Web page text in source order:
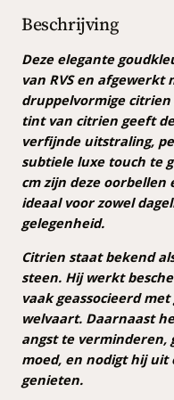
e
l
e
n
a
a
n
t
a
l
Beschrijving
Deze elegante
van RVS en afgewerkt
druppelvormige
tint van citrien geeft
verfijnde uitstraling,
subtiele luxe touch te
cm zijn deze
ideaal voor zowel
gelegenheid.
Citrien staat bekend
steen. Hij werkt
vaak geassocieerd
welvaart. Daarnaast
angst te verminderen,
moed, en nodigt hij uit
genieten.